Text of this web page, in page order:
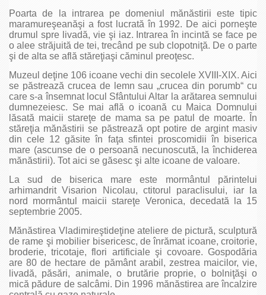
Poarta de la intrarea pe domeniul mănăstirii este tipic
maramureşeanăşi a fost lucrată în 1992. De aici porneşte
drumul spre livadă, vie şi iaz. Intrarea în incintă se face pe
o alee străjuită de tei, trecând pe sub clopotniţă. De o parte
şi de alta se află stăreţiaşi căminul preoţesc.
Muzeul deţine 106 icoane vechi din secolele XVIII-XIX. Aici
se păstrează crucea de lemn sau „crucea din porumb“ cu
care s-a însemnat locul Sfântului Altar la arătarea semnului
dumnezeiesc. Se mai află o icoană cu Maica Domnului
lăsată maicii stareţe de mama sa pe patul de moarte. În
stăreţia mănăstirii se păstrează opt potire de argint masiv
din cele 12 găsite în faţa sfintei proscomidii în biserica
mare (ascunse de o persoană necunoscută, la închiderea
mănăstirii). Tot aici se găsesc şi alte icoane de valoare.
La sud de biserica mare este mormântul părintelui
arhimandrit Visarion Nicolau, ctitorul paraclisului, iar la
nord mormântul maicii stareţe Veronica, decedată la 15
septembrie 2005.
Mănăstirea Vladimireştideţine ateliere de pictură, sculptură
de rame şi mobilier bisericesc, de înrămat icoane, croitorie,
broderie, tricotaje, flori artificiale şi covoare. Gospodăria
are 80 de hectare de pământ arabil, zestrea maicilor, vie,
livadă, păsări, animale, o brutărie proprie, o bolniţăşi o
mică pădure de salcâmi. Din 1996 mănăstirea are încalzire